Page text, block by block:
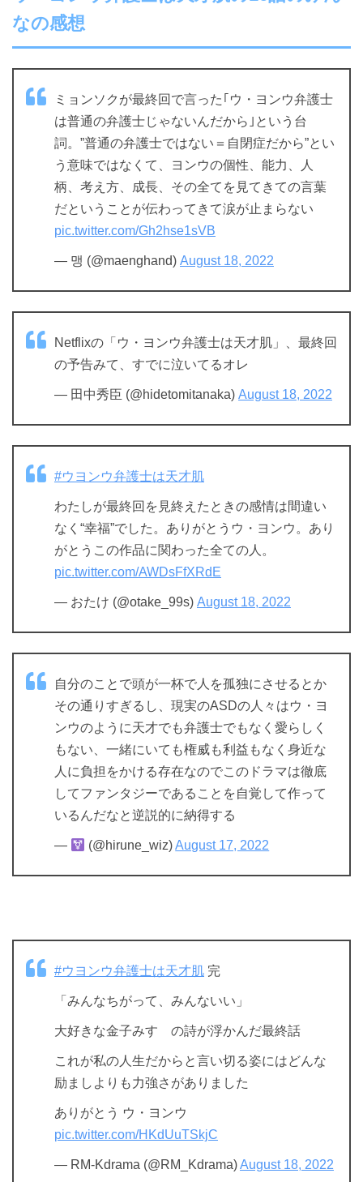
なの感想
ミョンソクが最終回で言った｢ウ・ヨンウ弁護士
は普通の弁護士じゃないんだから｣という台
詞。”普通の弁護士ではない＝自閉症だから”とい
う意味ではなくて、ヨンウの個性、能力、人
柄、考え方、成長、その全てを見てきての言葉
だということが伝わってきて涙が止まらない
pic.twitter.com/Gh2hse1sVB
— 맹 (@maenghand) August 18, 2022
Netflixの「ウ・ヨンウ弁護士は天才肌」、最終回
の予告みて、すでに泣いてるオレ
— 田中秀臣 (@hidetomitanaka) August 18, 2022
#ウヨンウ弁護士は天才肌
わたしが最終回を見終えたときの感情は間違い
なく“幸福”でした。ありがとうウ・ヨンウ。あり
がとうこの作品に関わった全ての人。
pic.twitter.com/AWDsFfXRdE
— おたけ (@otake_99s) August 18, 2022
自分のことで頭が一杯で人を孤独にさせるとか
その通りすぎるし、現実のASDの人々はウ・ヨ
ンウのように天才でも弁護士でもなく愛らしく
もない、一緒にいても権威も利益もなく身近な
人に負担をかける存在なのでこのドラマは徹底
してファンタジーであることを自覚して作って
いるんだなと逆説的に納得する
— (@hirune_wiz)August 17, 2022
#ウヨンウ弁護士は天才肌 完
「みんなちがって、みんないい」
大好きな金子みすゞの詩が浮かんだ最終話
これが私の人生だからと言い切る姿にはどんな
励ましよりも力強さがありました
ありがとう ウ・ヨンウ
pic.twitter.com/HKdUuTSkjC
— RM-Kdrama (@RM_Kdrama)August 18, 2022